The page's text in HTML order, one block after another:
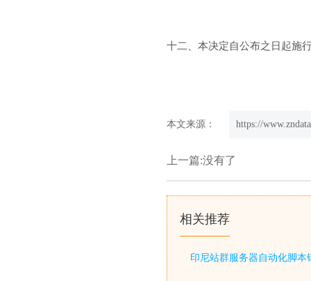
十二、本决定自公布之日起施
本文来源： https://
上一篇:没有了
相关推荐
印尼站群服务器自动化脚本